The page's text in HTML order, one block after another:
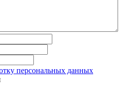
персональных данных